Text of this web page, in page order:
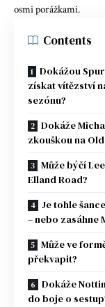
osmi porážkami.
Contents
Dokážou
získat vítězství
sezónu?
Dokáže
zkouškou na
Může býčí
Elland Road?
Je tohle
– nebo zasáhne
Může ve
překvapit?
Dokáže
do boje o